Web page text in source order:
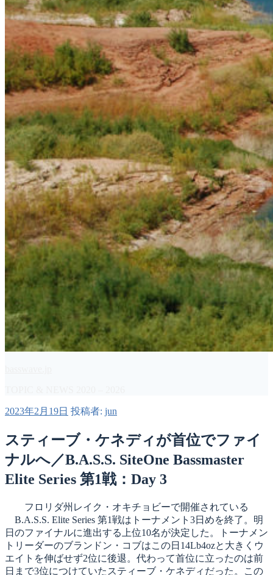
投
日:
2023年2月19日 投稿者: jun
スティーブ・ケネディが首位でファイ
ナルへ／B.A.S.S. SiteOne Bassmaster
Elite Series 第1戦：Day 3
フロリダ州レイク・オキチョビーで開催されている
B.A.S.S. Elite Series 第1戦はトーナメント3日めを終了。明
日のファイナルに進出する上位10名が決定した。トーナメン
トリーダーのブランドン・コブはこの日14Lb4ozと大きくウ
エイトを伸ばせず2位に後退。代わって首位に立ったのは前
日まで3位につけていたスティーブ・ケネディだった。この